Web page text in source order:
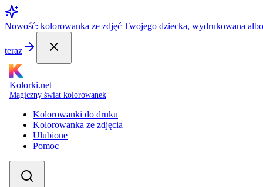
Nowość: kolorowanka ze zdjęć Twojego dziecka, wydrukowana
teraz
Kolorki.net
Magiczny świat kolorowanek
Kolorowanki do druku
Kolorowanka ze zdjęcia
Ulubione
Pomoc